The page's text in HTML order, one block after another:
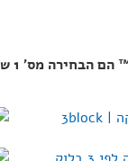
הם הבחירה מס’ 1 של קבלנים בעולם ומאושרים בתקן בנייה ירוקה